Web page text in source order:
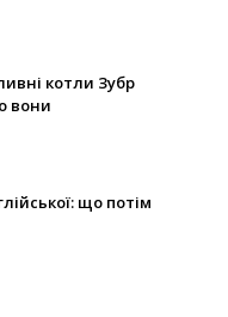
котли Зубр
вони
що потім